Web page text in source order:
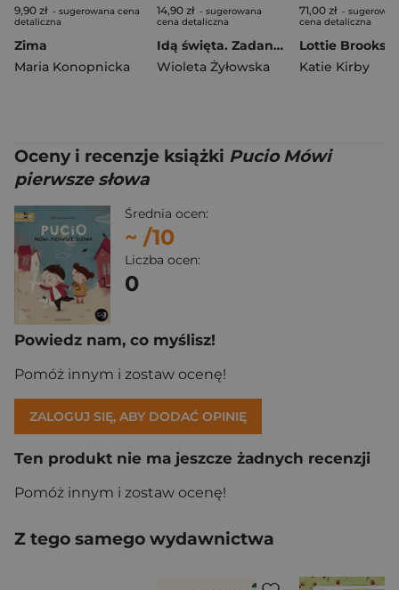
9,90 zł - sugerowana cena
detaliczna
Zima
Maria Konopnicka
14,90 zł - sugerowana
cena detaliczna
Idą święta. Zadanka & rzepiki
Wioleta Żyłowska
71,00 zł -
cena detaliczna
Katie Kirby
Oceny i recenzje książki Pucio Mówi
pierwsze słowa
Średnia ocen:
~ /10
Liczba ocen:
0
Powiedz nam, co myślisz!
Pomóż innym i zostaw ocenę!
ZALOGUJ SIĘ, ABY DODAĆ OPINIĘ
Ten produkt nie ma jeszcze żadnych recenzji
Pomóż innym i zostaw ocenę!
Z tego samego wydawnictwa